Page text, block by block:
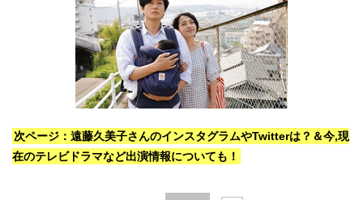
次ページ：遠藤久美子さんのインスタグラムやTwitterは？＆今,現
在のテレビドラマなど出演情報についても！